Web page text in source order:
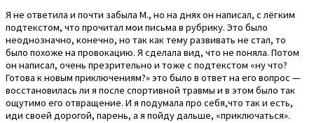
Я не ответила и почти забыла М., но на днях он написал, с лёгким
подтекстом, что прочитал мои письма в рубрику. Это было
неоднозначно, конечно, но так как тему развивать не стал, то
было похоже на провокацию. Я сделала вид, что не поняла. Потом
он написал, очень презрительно и тоже с подтекстом «ну что?
Готова к новым приключениям?» это было в ответ на его вопрос —
восстановилась ли я после спортивной травмы и в этом было так
ощутимо его отвращение. И я подумала про себя,что так и есть,
иди своей дорогой, парень, а я пойду дальше, «приключаться».